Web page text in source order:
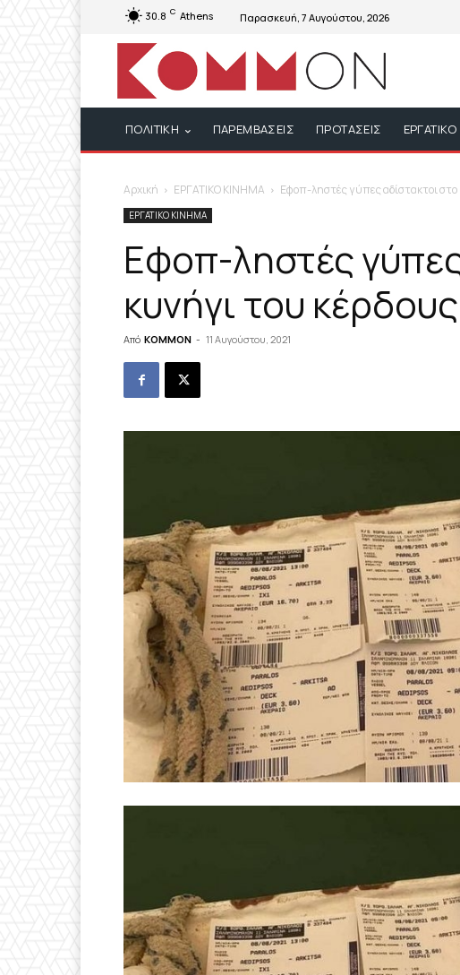
30.8 C Athens Παρασκευή, 7 Αυγούστου, 2026
ΠΟΛΙΤΙΚΗ ΠΑΡΕΜΒΑΣΕΙΣ ΠΡΟΤΑΣΕΙΣ
Αρχική ΕΡΓΑΤΙΚΟ ΚΙΝΗΜΑ Εφοπ-ληστές γύπες αδίστακτοι στο
ΕΡΓΑΤΙΚΟ ΚΙΝΗΜΑ
Εφοπ-ληστές
κυνήγι του κέρδους
Από KOMMON - 11 Αυγούστου, 2021